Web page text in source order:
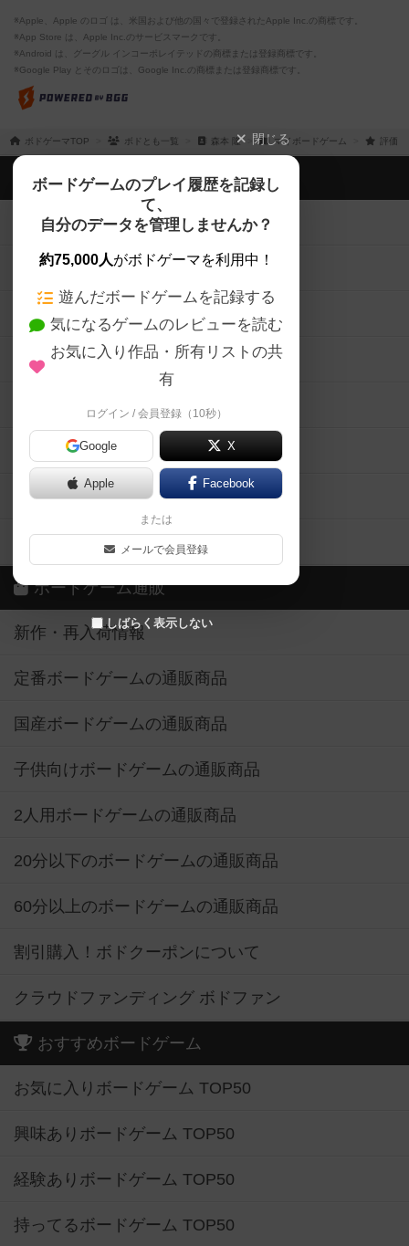
※Apple、Apple のロゴ は、米国および他の国々で登録されたApple Inc.の商標です。
※App Store は、Apple Inc.のサービスマークです。
※Android は、グーグル インコーポレイテッドの商標または登録商標です。
※Google Play とそのロゴは、Google Inc.の商標または登録商標です。
ボドゲーマTOP ボドとも一覧 森本 隆 マイボードゲーム 評価し
閉じる
ボードゲームのプレイ履歴を記録し
て、
自分のデータを管理しませんか？
約75,000人がボドゲーマを利用中！
遊んだボードゲームを記録する
気になるゲームのレビューを読む
お気に入り作品・所有リストの共
有
ログイン / 会員登録（10秒）
Google X
Apple Facebook
または
メールで会員登録
しばらく表示しない
ボドゲーマTOP
ボードゲームを検索する
ボードゲームの新着レビュー
ボードゲーム会情報
メカニクス特集
掲示板・トピックス
ボドとも・会員一覧
ボードゲーム業界コラム
ボドゲーマご利用案内
ボードゲーム通販
新作・再入荷情報
定番ボードゲームの通販商品
国産ボードゲームの通販商品
子供向けボードゲームの通販商品
2人用ボードゲームの通販商品
20分以下のボードゲームの通販商品
60分以上のボードゲームの通販商品
割引購入！ボドクーポンについて
クラウドファンディング ボドファン
おすすめボードゲーム
お気に入りボードゲーム TOP50
興味ありボードゲーム TOP50
経験ありボードゲーム TOP50
持ってるボードゲーム TOP50